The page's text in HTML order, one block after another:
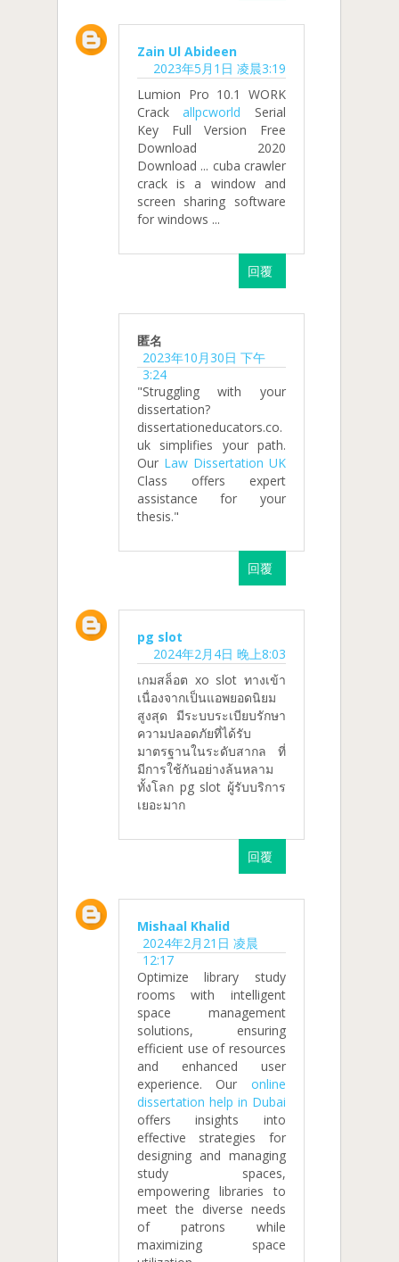
Zain Ul Abideen
2023年5月1日 凌晨3:19
Lumion Pro 10.1 WORK
Crackallpcworld Serial
Key Full Version Free
Download 2020
Download ... cuba crawler
crack is a window and
screen sharing software
for windows ...
回覆
匿名
2023年10月30日 下午
3:24
"Struggling with your
dissertation?
dissertationeducators.co.
uk simplifies your path.
Our Law Dissertation UK
Class offers expert
assistance for your
thesis."
回覆
pg slot
2024年2月4日 晚上8:03
เกมสล็อต xo slot ทางเข้า
เนื่องจากเป็นแอพยอดนิยม
สูงสุด มีระบบระเบียบรักษา
ความปลอดภัยที่ได้รับ
มาตรฐานในระดับสากล ที่
มีการใช้กันอย่างล้นหลาม
ทั้งโลก pg slot ผู้รับบริการ
เยอะมาก
回覆
Mishaal Khalid
2024年2月21日 凌晨
12:17
Optimize library study
rooms with intelligent
space management
solutions, ensuring
efficient use of resources
and enhanced user
experience. Our online
dissertation help in Dubai
offers insights into
effective strategies for
designing and managing
study spaces,
empowering libraries to
meet the diverse needs
of patrons while
maximizing space